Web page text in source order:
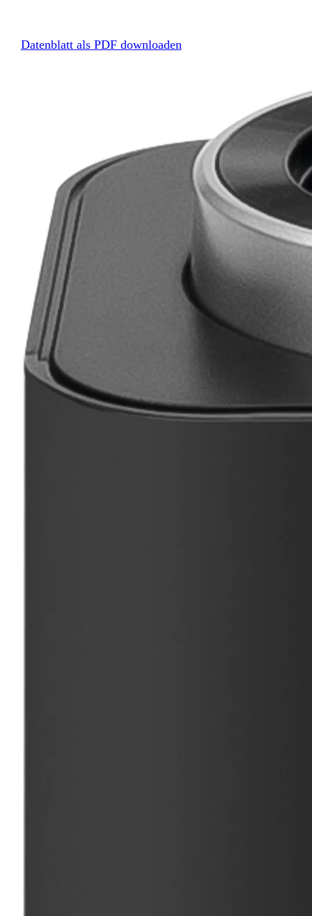
Datenblatt als PDF downloaden